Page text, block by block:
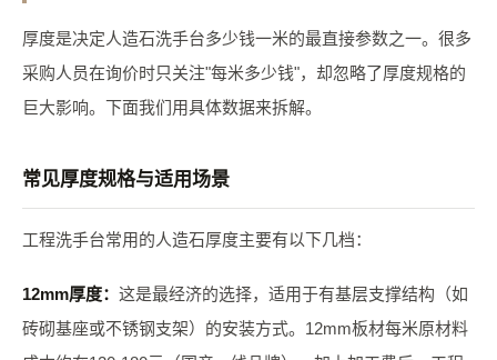
厚度是决定人造石洗手台多少钱一米的最直接参数之一。很多
采购人员在询价时只关注"每米多少钱"，却忽略了厚度规格的
巨大影响。下面我们用具体数据来拆解。
常见厚度规格与适用场景
工程洗手台常用的人造石厚度主要有以下几档：
12mm厚度： 这是最经济的选择，适用于有基层支撑结构（如
砖砌基座或不锈钢支架）的安装方式。12mm板材每米原材料